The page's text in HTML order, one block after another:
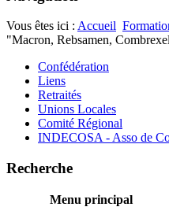
Vous êtes ici : Accueil
"Macron, Rebsamen,
Confédération
Liens
Retraités
Unions Locales
Comité Régional
INDECOSA - Asso de
Recherche
Menu principal